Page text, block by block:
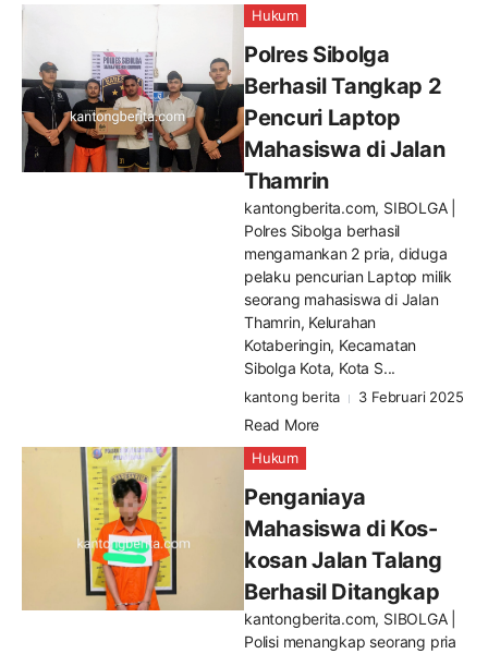
Hukum
Polres Sibolga
Berhasil Tangkap 2
Pencuri Laptop
Mahasiswa di Jalan
Thamrin
kantongberita.com, SIBOLGA |
Polres Sibolga berhasil
mengamankan 2 pria, diduga
pelaku pencurian Laptop milik
seorang mahasiswa di Jalan
Thamrin, Kelurahan
Kotaberingin, Kecamatan
Sibolga Kota, Kota S...
kantong berita 3 Februari 2025
Read More
Hukum
Penganiaya
Mahasiswa di Kos-
kosan Jalan Talang
Berhasil Ditangkap
kantongberita.com, SIBOLGA |
Polisi menangkap seorang pria